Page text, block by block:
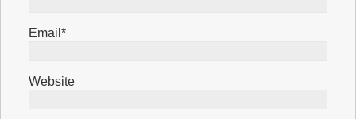
Email*
Website